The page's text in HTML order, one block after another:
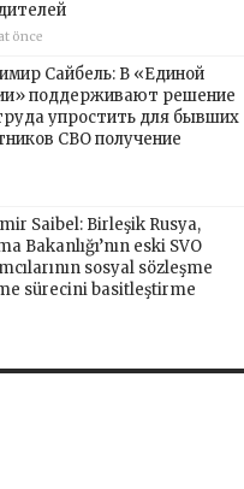
önce
Сайбель: В «Единой
поддерживают решение
упростить для бывших
СВО получение
Saibel: Birleşik Rusya,
Bakanlığı’nın eski SVO
sosyal sözleşme
sürecini basitleştirme